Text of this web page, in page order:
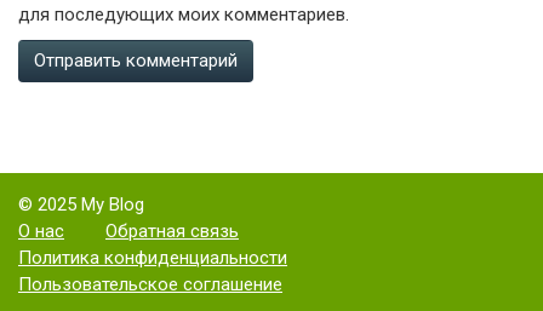
для последующих моих комментариев.
© 2025 My Blog
О нас
Обратная связь
Политика конфиденциальности
Пользовательское соглашение